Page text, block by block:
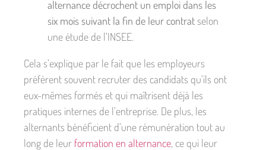
alternance décrochent un emploi dans les
six mois suivant la fin de leur contrat selon
une étude de l’INSEE.
Cela s’explique par le fait que les employeurs
préfèrent souvent recruter des candidats qu’ils ont
eux-mêmes formés et qui maîtrisent déjà les
pratiques internes de l’entreprise. De plus, les
alternants bénéficient d’une rémunération tout au
long de leur formation en alternance, ce qui leur